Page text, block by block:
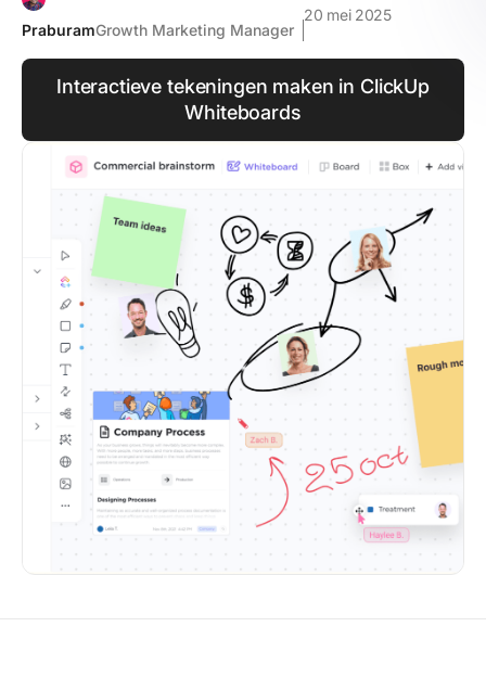
PraburamGrowth Marketing Manager
20 mei 2025
Interactieve tekeningen maken in ClickUp
Whiteboards